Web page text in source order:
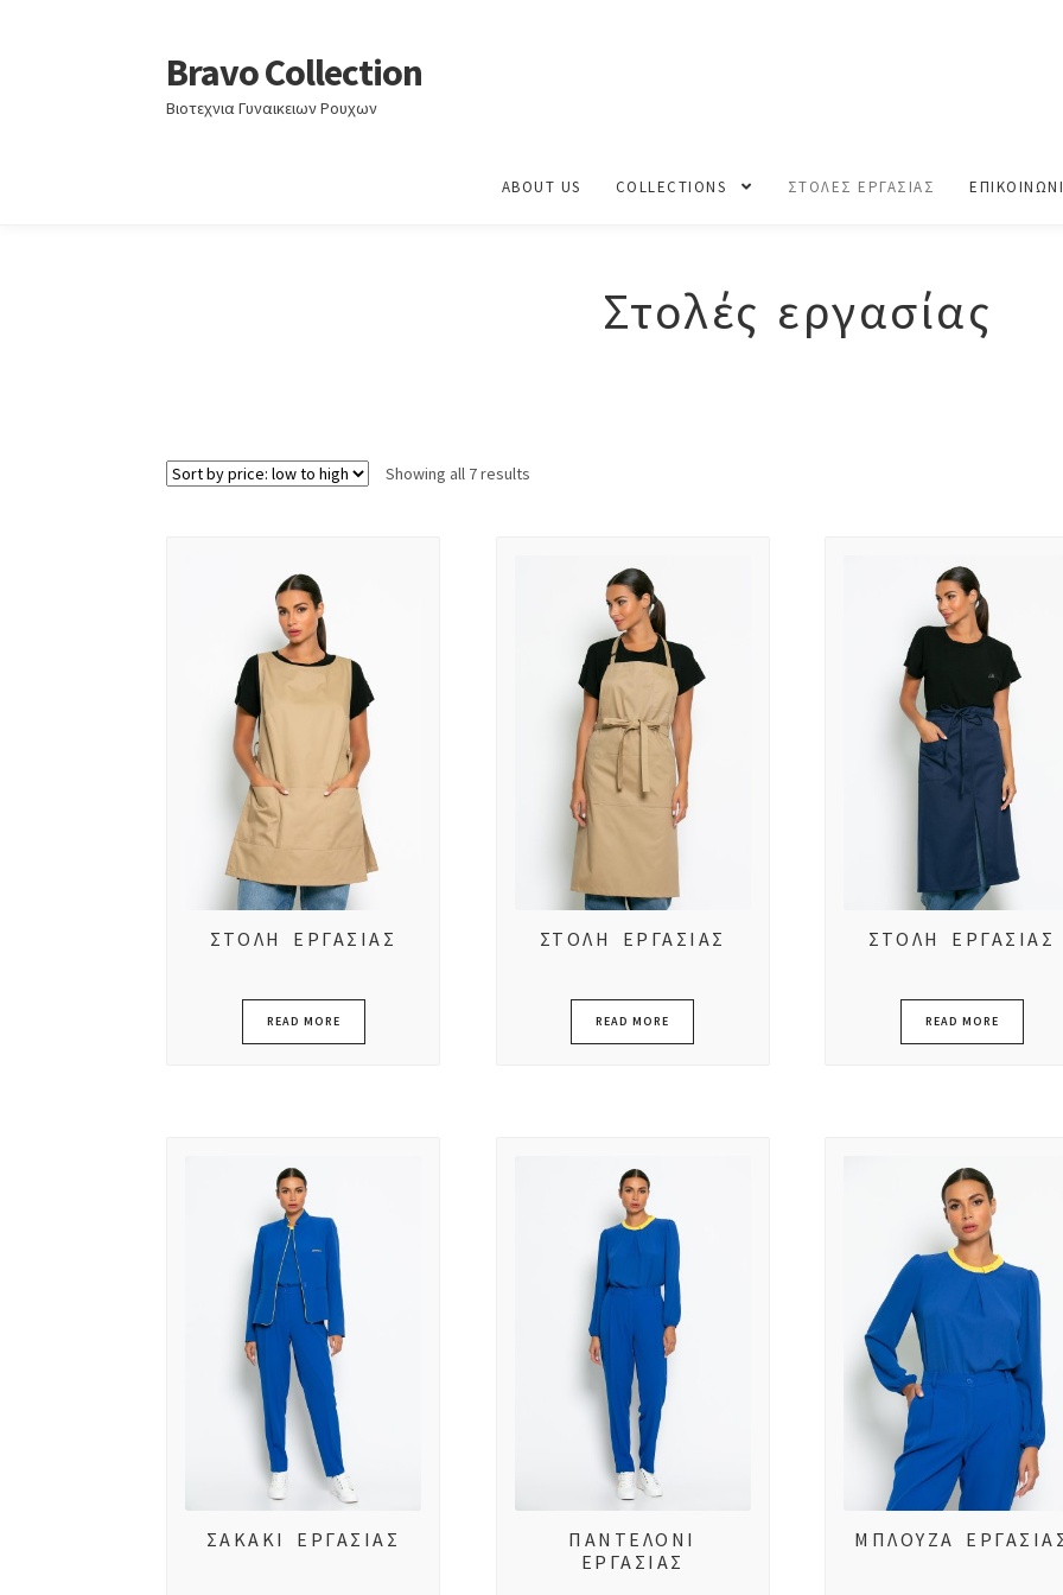
Skip
to
navigation
Skip
to
content
Bravo Collection
Βιοτεχνια Γυναικειων Ρουχων
ABOUT US COLLECTIONS ΣΤΟΛΕΣ ΕΡΓΑΣΙΑΣ
Στολές εργασίας
Showing all 7 results
ΣΤΟΛΗ ΕΡΓΑΣΙΑΣ
READ MORE
ΣΤΟΛΗ ΕΡΓΑΣΙΑΣ
READ MORE
ΣΤΟΛΗ ΕΡΓΑΣΙΑΣ
READ MORE
ΣΑΚΑΚΙ ΕΡΓΑΣΙΑΣ
ΠΑΝΤΕΛΟΝΙ
ΕΡΓΑΣΙΑΣ
ΜΠΛΟΥΖΑ